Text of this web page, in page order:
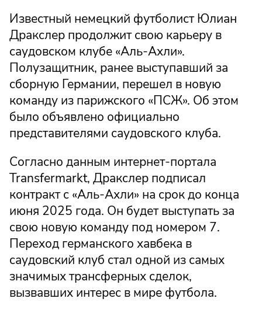
Известный немецкий футболист Юлиан
Дракслер продолжит свою карьеру в
саудовском клубе «Аль-Ахли».
Полузащитник, ранее выступавший за
сборную Германии, перешел в новую
команду из парижского «ПСЖ». Об этом
было объявлено официально
представителями саудовского клуба.
Согласно данным интернет-портала
Transfermarkt, Дракслер подписал
контракт с «Аль-Ахли» на срок до конца
июня 2025 года. Он будет выступать за
свою новую команду под номером 7.
Переход германского хавбека в
саудовский клуб стал одной из самых
значимых трансферных сделок,
вызвавших интерес в мире футбола.